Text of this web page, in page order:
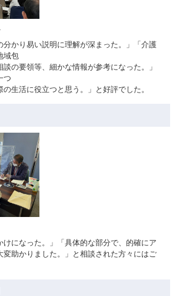
分かり易い説明に理解が深まった。」「介護
域包
の要領等、細かな情報が参考になった。」
つ
生活に役立つと思う。」と好評でした。
けになった。」「具体的な部分で、的確にア
変助かりました。」と相談された方々にはご